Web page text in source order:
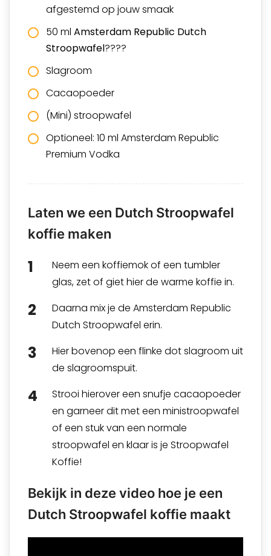
afgestemd op jouw smaak
50 ml Amsterdam Republic Dutch
Stroopwafel????
Slagroom
Cacaopoeder
(Mini) stroopwafel
Optioneel: 10 ml Amsterdam Republic
Premium Vodka
Laten we een Dutch Stroopwafel
koffie maken
Neem een koffiemok of een tumbler
glas, zet of giet hier de warme koffie in.
Daarna mix je de Amsterdam Republic
Dutch Stroopwafel erin.
Hier bovenop een flinke dot slagroom uit
de slagroomspuit.
Strooi hierover een snufje cacaopoeder
en garneer dit met een ministroopwafel
of een stuk van een normale
stroopwafel en klaar is je Stroopwafel
Koffie!
Bekijk in deze video hoe je een
Dutch Stroopwafel koffie maakt